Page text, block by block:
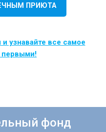
ПРИЮТА
узнавайте все самое
первыми!
фонд